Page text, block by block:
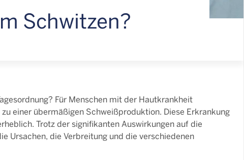
Schwitzen?
Für Menschen mit der Hautkrankheit
einer übermäßigen Schweißproduktion. Diese Erkrankung
Trotz der signifikanten Auswirkungen auf die
Ursachen, die Verbreitung und die verschiedenen